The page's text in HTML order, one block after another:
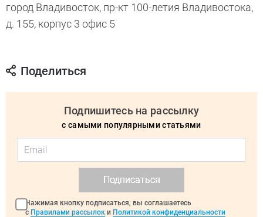
город Владивосток, пр-кт 100-летия Владивостока,
д. 155, корпус 3 офис 5
Поделиться
Подпишитесь на рассылку
с самыми популярными статьями
Подписаться
Нажимая кнопку подписаться, вы соглашаетесь
с Правилами рассылок и Политикой конфиденциальности